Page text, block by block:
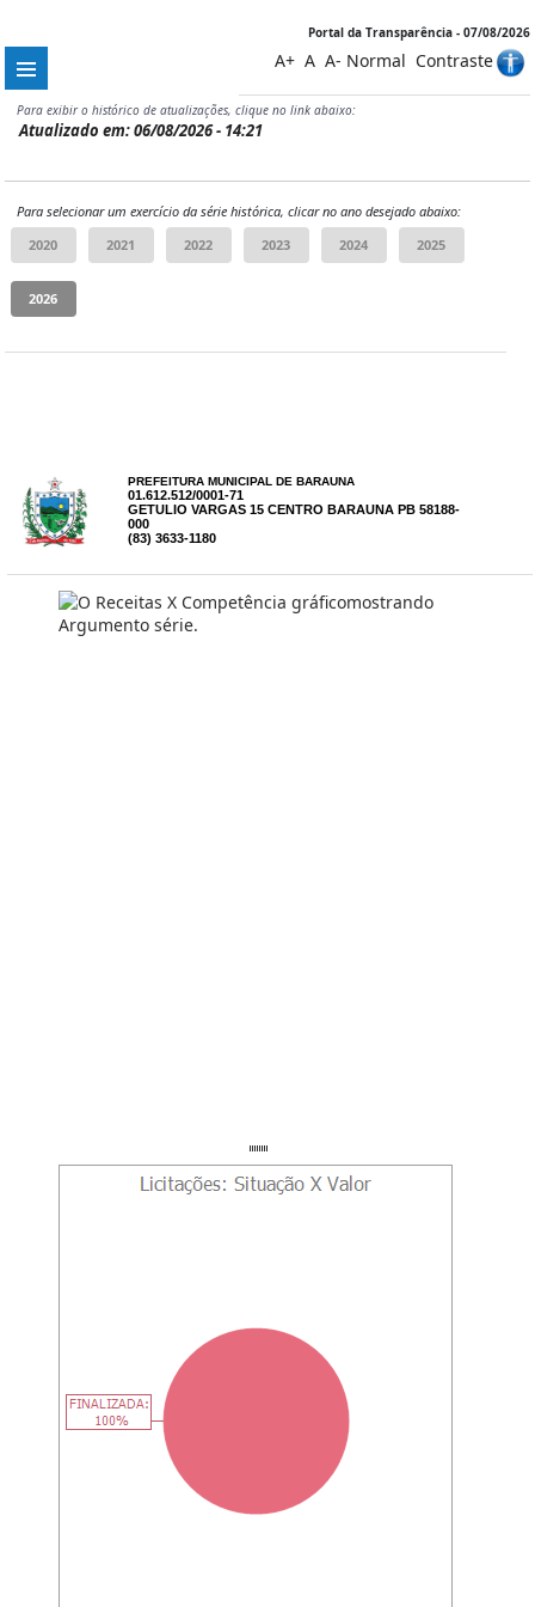
Portal da Transparência - 07/08/2026
A+ A A- Normal Contraste
Para exibir o histórico de atualizações, clique no link abaixo:
Atualizado em: 06/08/2026 - 14:21
Para selecionar um exercício da série histórica, clicar no ano desejado abaixo:
PREFEITURA MUNICIPAL DE BARAUNA
01.612.512/0001-71
GETULIO VARGAS 15 CENTRO BARAUNA PB 58188-
000
(83) 3633-1180